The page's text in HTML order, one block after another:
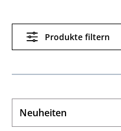
Produkte filtern